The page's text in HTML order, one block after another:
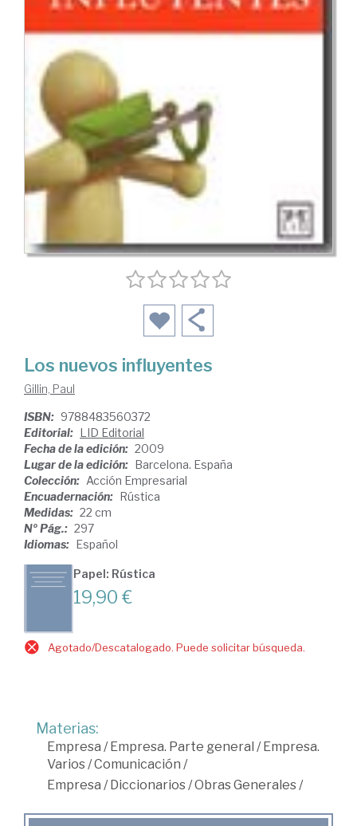
Los nuevos influyentes
Gillin, Paul
ISBN: 9788483560372
Editorial: LID Editorial
Fecha de la edición: 2009
Lugar de la edición: Barcelona. España
Colección: Acción Empresarial
Encuadernación: Rústica
Medidas: 22 cm
Nº Pág.: 297
Idiomas: Español
Papel: Rústica
19,90 €
Agotado/Descatalogado. Puede solicitar búsqueda.
Materias:
Empresa /Empresa. Parte general /Empresa.
Varios/Comunicación /
Empresa /Diccionarios/Obras Generales/